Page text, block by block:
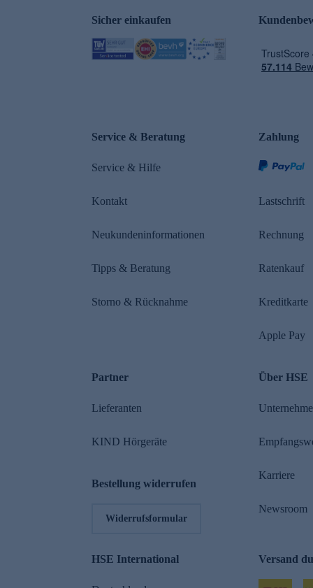
Sicher einkaufen
Service & Beratung
Service & Hilfe
Kontakt
Neukundeninformationen
Tipps & Beratung
Storno & Rücknahme
Zahlung
Lastschrift
Rechnung
Ratenkauf
Kreditkarte
Apple Pay
Partner
Lieferanten
KIND Hörgeräte
Bestellung widerrufen
Widerrufsformular
Über HSE
Karriere
Newsroom
HSE International Versand